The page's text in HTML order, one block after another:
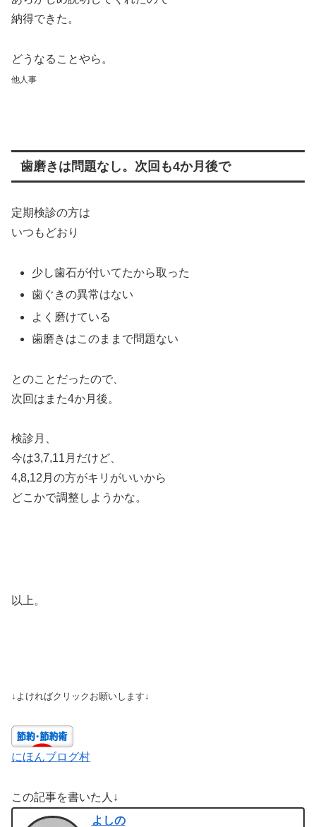
納得できた。
どうなることやら。
他人事
歯磨きは問題なし。次回も4か月後で
定期検診の方は
いつもどおり
少し歯石が付いてたから取った
歯ぐきの異常はない
よく磨けている
歯磨きはこのままで問題ない
とのことだったので、
次回はまた4か月後。
検診月、
今は3,7,11月だけど、
4,8,12月の方がキリがいいから
どこかで調整しようかな。
以上。
↓よければクリックお願いします↓
にほんブログ村
この記事を書いた人↓
よしの